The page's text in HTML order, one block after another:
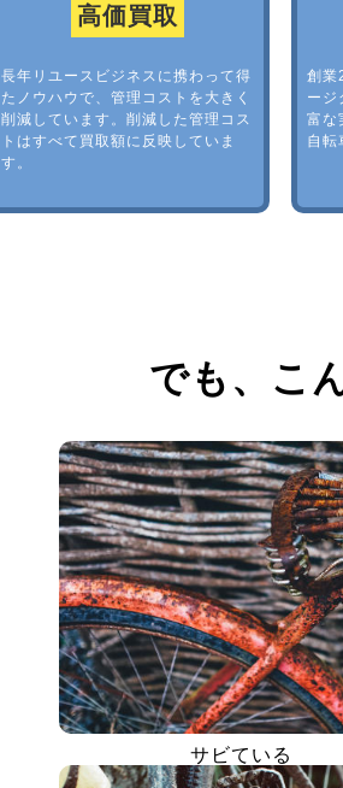
高価買取
長年リユースビジネスに携わって得
たノウハウで、管理コストを大きく
削減しています。削減した管理コス
トはすべて買取額に反映していま
す。
創業
ージ
富な
自転
でも、 こ
サビている